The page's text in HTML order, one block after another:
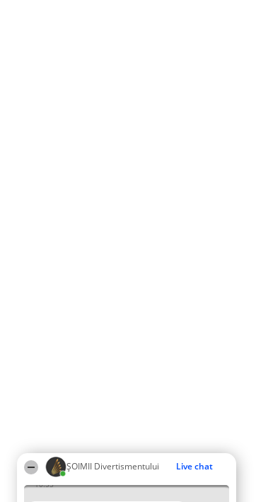
ŞOIMII Divertismentului Live chat
10:55